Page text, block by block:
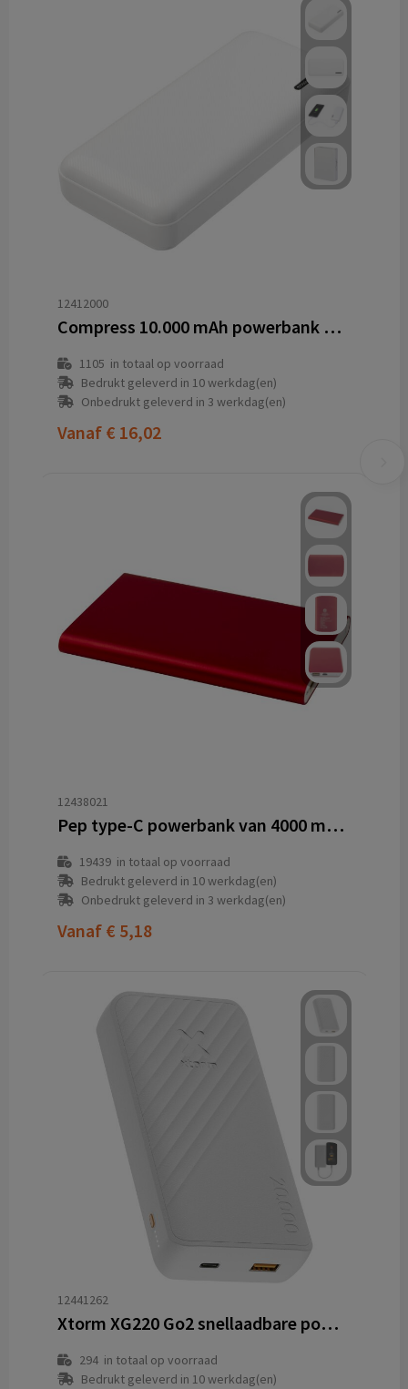
12412000
Compress 10.000 mAh powerbank met hoge dichtheid
1105 in totaal op voorraad
Bedrukt geleverd in 10 werkdag(en)
Onbedrukt geleverd in 3 werkdag(en)
Vanaf € 16,02
12438021
Pep type-C powerbank van 4000 mAh van gerecycled aluminium
19439in totaal op voorraad
Bedrukt geleverd in 10 werkdag(en)
Onbedrukt geleverd in 3 werkdag(en)
Vanaf € 5,18
12441262
Xtorm XG220 Go2 snellaadbare powerbank van 15 W 20.000 mAh
294in totaal op voorraad
Bedrukt geleverd in 10 werkdag(en)